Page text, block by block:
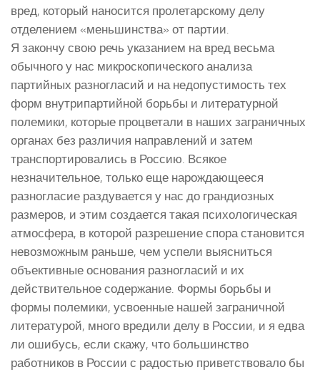
вред, который наносится пролетарскому делу
отделением «меньшинства» от партии.
Я закончу свою речь указанием на вред весьма
обычного у нас микроскопического анализа
партийных разногласий и на недопустимость тех
форм внутрипартийной борьбы и литературной
полемики, которые процветали в наших заграничных
органах без различия направлений и затем
транспортировались в Россию. Всякое
незначительное, только еще нарождающееся
разногласие раздувается у нас до грандиозных
размеров, и этим создается такая психологическая
атмосфера, в которой разрешение спора становится
невозможным раньше, чем успели выясниться
объективные основания разногласий и их
действительное содержание. Формы борьбы и
формы полемики, усвоенные нашей заграничной
литературой, много вредили делу в России, и я едва
ли ошибусь, если скажу, что большинство
работников в России с радостью приветствовало бы